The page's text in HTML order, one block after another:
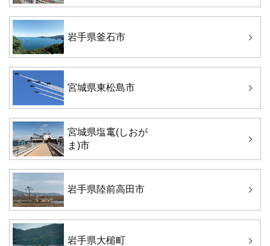
岩手県釜石市
宮城県東松島市
宮城県塩竃(しおが
ま)市
岩手県陸前高田市
岩手県大槌町